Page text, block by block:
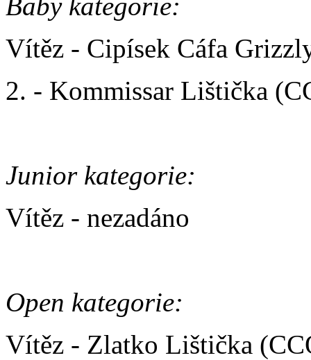
Vítěz - Cipísek Cáfa
2. - Kommissar Lištička
Junior kategorie:
Vítěz - nezadáno
Open kategorie:
Vítěz - Zlatko Lištička